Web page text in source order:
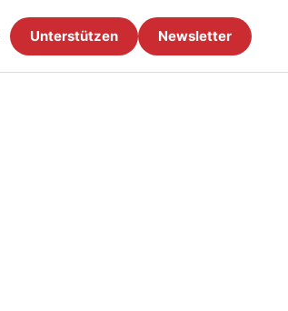
Unterstützen Newsletter